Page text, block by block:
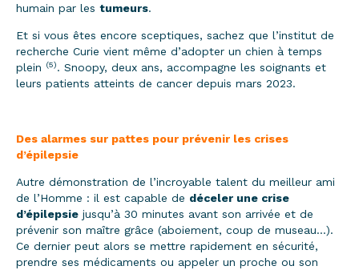
humain par les tumeurs.
Et si vous êtes encore sceptiques, sachez que l’institut de
recherche Curie vient même d’adopter un chien à temps
plein (5). Snoopy, deux ans, accompagne les soignants et
leurs patients atteints de cancer depuis mars 2023.
Des alarmes sur pattes pour prévenir les crises
d’épilepsie
Autre démonstration de l’incroyable talent du meilleur ami
de l’Homme : il est capable de déceler une crise
d’épilepsie jusqu’à 30 minutes avant son arrivée et de
prévenir son maître grâce (aboiement, coup de museau…).
Ce dernier peut alors se mettre rapidement en sécurité,
prendre ses médicaments ou appeler un proche ou son